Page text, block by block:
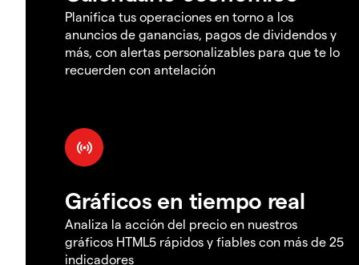
Planifica tus operaciones en torno a los
anuncios de ganancias, pagos de dividendos y
más, con alertas personalizables para que te lo
recuerden con antelación
Gráficos en tiempo real
Analiza la acción del precio en nuestros
gráficos HTML5 rápidos y fiables con más de 25
indicadores